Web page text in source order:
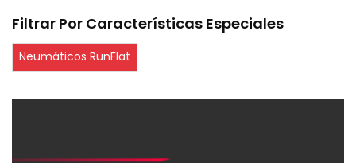
Filtrar Por Características Especiales
Neumáticos RunFlat